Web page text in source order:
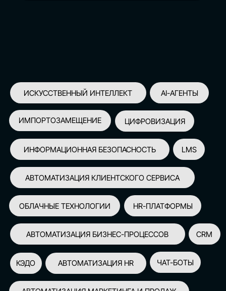
НЕЙРОСЕТИ ДЛЯ БИЗНЕСА
КЭДО АВТОМАТИЗАЦИЯ HR
АВТОМАТИЗАЦИЯ МАРКЕТИНГА И ПРОДАЖ
AI-АССИСТЕНТЫ
СПИКЕРОВ
150+
ПАРТНЕРОВ
100+
УЧАСТНИКОВ
2500+